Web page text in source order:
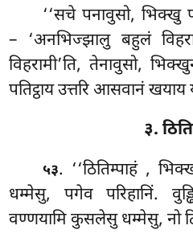
‘‘सचे पनावुसो, भिक्खु
– ‘अनभिज्झालु बहुलं
विहरामी’ति, तेनावुसो,
पतिट्ठाय उत्तरि आसवानं खयाय
३.
५३. ‘‘ठितिम्पाहं ,
धम्मेसु, पगेव परिहानिं.
वण्णयामि कुसलेसु धम्मेसु, नो